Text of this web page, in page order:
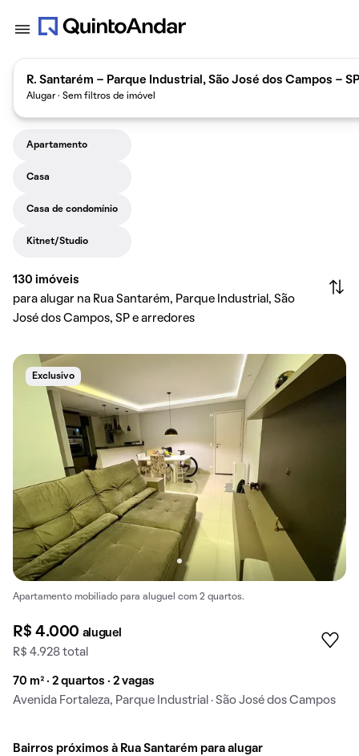
R. Santarém - Parque Industrial, São José dos Campos -
Alugar · Sem filtros de imóvel
Apartamento
Casa
Casa de condomínio
Kitnet/Studio
130 imóveis
para alugar na Rua Santarém, Parque Industrial, São
José dos Campos, SP e arredores
Exclusivo
Apartamento mobiliado para aluguel com 2 quartos.
R$ 4.000 aluguel
R$ 4.928 total
70 m² · 2 quartos · 2 vagas
Avenida Fortaleza, Parque Industrial · São José dos Campos
Bairros próximos à Rua Santarém para alugar